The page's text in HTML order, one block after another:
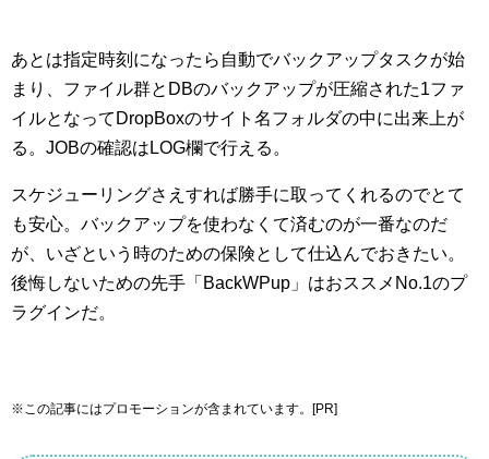
あとは指定時刻になったら自動でバックアップタスクが始
まり、ファイル群とDBのバックアップが圧縮された1ファ
イルとなってDropBoxのサイト名フォルダの中に出来上が
る。JOBの確認はLOG欄で行える。
スケジューリングさえすれば勝手に取ってくれるのでとて
も安心。バックアップを使わなくて済むのが一番なのだ
が、いざという時のための保険として仕込んでおきたい。
後悔しないための先手「BackWPup」はおススメNo.1のプ
ラグインだ。
※この記事にはプロモーションが含まれています。[PR]